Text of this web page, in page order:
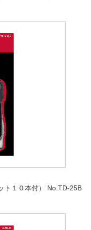
１０本付） No.TD-25B